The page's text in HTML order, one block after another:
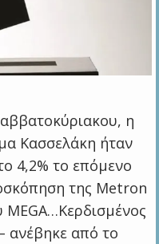
η
Κασσελάκη ήταν
4,2% το επόμενο
της Metron
MEGA…Κερδισμένος
ανέβηκε από το